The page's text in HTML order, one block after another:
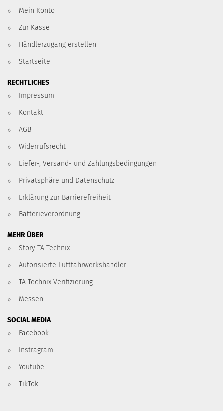
Mein Konto
Zur Kasse
Händlerzugang erstellen
Startseite
RECHTLICHES
Impressum
Kontakt
AGB
Widerrufsrecht
Liefer-, Versand- und Zahlungsbedingungen
Privatsphäre und Datenschutz
Erklärung zur Barrierefreiheit
Batterieverordnung
MEHR ÜBER
Story TA Technix
Autorisierte Luftfahrwerkshändler
TA Technix Verifizierung
Messen
SOCIAL MEDIA
Facebook
Instragram
Youtube
TikTok